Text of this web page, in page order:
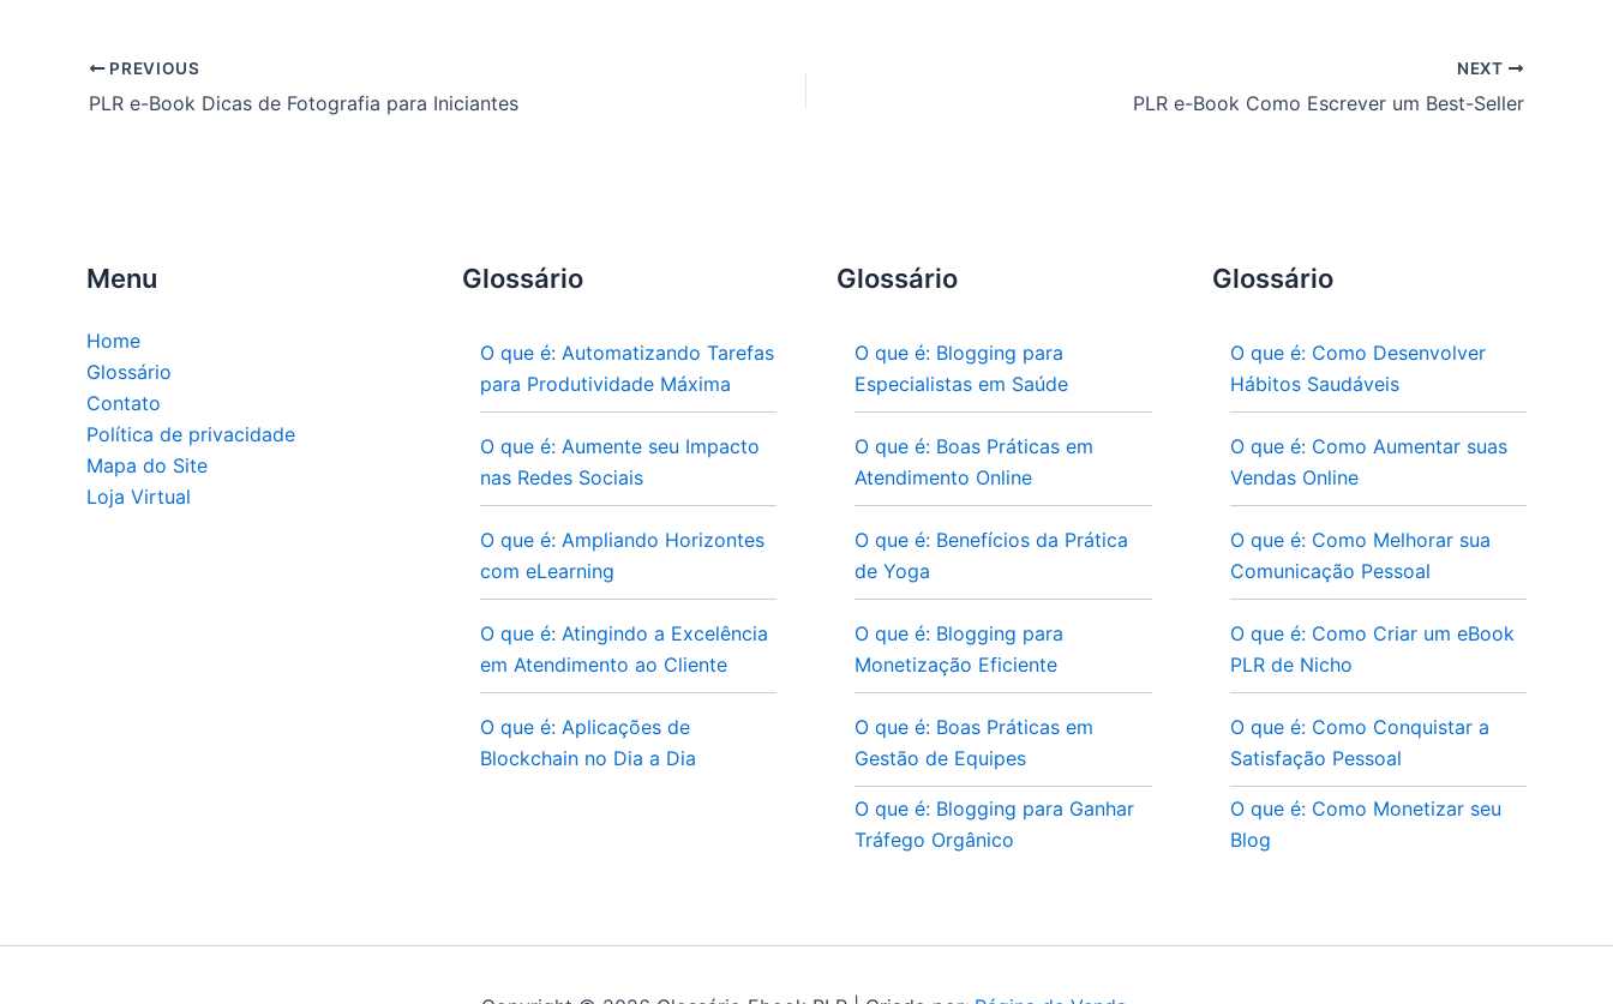
PREVIOUS
PLR e-Book Dicas de Fotografia para Iniciantes
NEXT
PLR e-Book Como Escrever um Best-Seller
Menu
Home
Glossário
Contato
Política de privacidade
Mapa do Site
Loja Virtual
Glossário
O que é: Automatizando Tarefas
para Produtividade Máxima
O que é: Aumente seu Impacto
nas Redes Sociais
O que é: Ampliando Horizontes
com eLearning
O que é: Atingindo a Excelência
em Atendimento ao Cliente
O que é: Aplicações de
Blockchain no Dia a Dia
Glossário
O que é: Blogging para
Especialistas em Saúde
O que é: Boas Práticas em
Atendimento Online
O que é: Benefícios da Prática
de Yoga
O que é: Blogging para
Monetização Eficiente
O que é: Boas Práticas em
Gestão de Equipes
O que é: Blogging para Ganhar
Tráfego Orgânico
Glossário
O que é: Como Desenvolver
Hábitos Saudáveis
O que é: Como Aumentar suas
Vendas Online
O que é: Como Melhorar sua
Comunicação Pessoal
O que é: Como Criar um eBook
PLR de Nicho
O que é: Como Conquistar a
Satisfação Pessoal
O que é: Como Monetizar seu
Blog